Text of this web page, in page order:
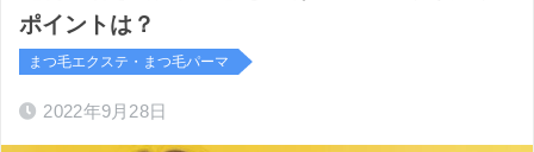
ポイントは？
まつ毛エクステ・まつ毛パーマ
2022年9月28日